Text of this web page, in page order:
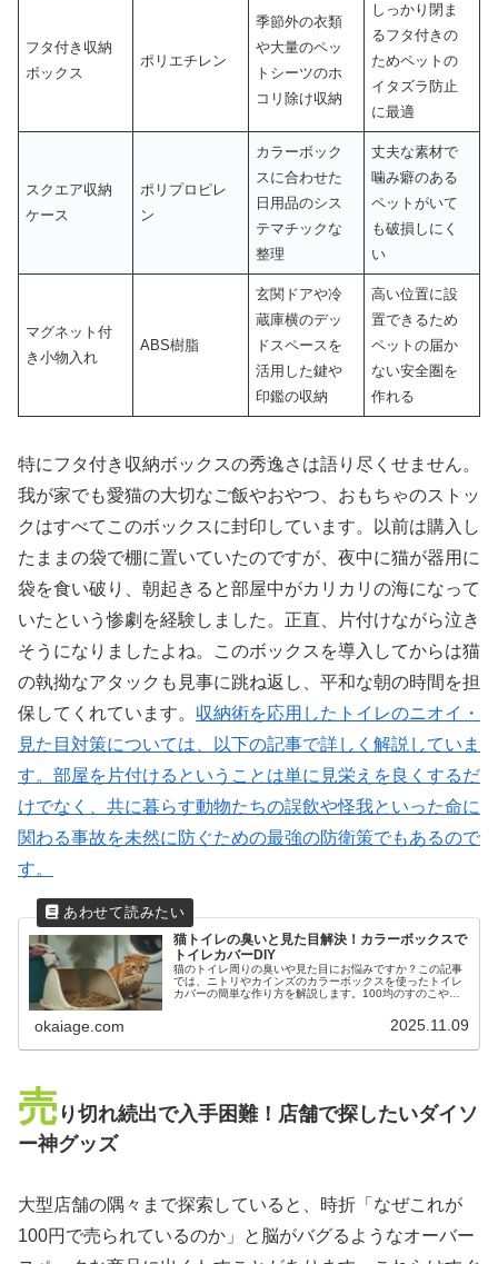
フタ付き収納
ボックス
ポリエチレン
季節外の衣類
や大量のペッ
トシーツのホ
コリ除け収納
しっかり閉ま
るフタ付きの
ためペットの
イタズラ防止
に最適
スクエア収納
ケース
ポリプロピレ
ン
カラーボック
スに合わせた
日用品のシス
テマチックな
整理
丈夫な素材で
噛み癖のある
ペットがいて
も破損しにく
い
マグネット付
き小物入れ
ABS樹脂
玄関ドアや冷
蔵庫横のデッ
ドスペースを
活用した鍵や
印鑑の収納
高い位置に設
置できるため
ペットの届か
ない安全圏を
作れる
特にフタ付き収納ボックスの秀逸さは語り尽くせません。
我が家でも愛猫の大切なご飯やおやつ、おもちゃのストッ
クはすべてこのボックスに封印しています。以前は購入し
たままの袋で棚に置いていたのですが、夜中に猫が器用に
袋を食い破り、朝起きると部屋中がカリカリの海になって
いたという惨劇を経験しました。正直、片付けながら泣き
そうになりましたよね。このボックスを導入してからは猫
の執拗なアタックも見事に跳ね返し、平和な朝の時間を担
保してくれています。 収納術を応用したトイレのニオイ・
見た目対策については、以下の記事で詳しく解説していま
す。部屋を片付けるということは単に見栄えを良くするだ
けでなく、共に暮らす動物たちの誤飲や怪我といった命に
関わる事故を未然に防ぐための最強の防衛策でもあるので
す。
猫トイレの臭いと見た目解決！カラーボックスで
トイレカバーDIY
猫のトイレ周りの臭いや見た目にお悩みですか？この記事
では、ニトリやカインズのカラーボックスを使ったトイレ
カバーの簡単な作り方を解説します。100均のすのこや段
いコツで、おしゃれな猫トイレを実現しましょう。
okaiage.com 2025.11.09
売 り切れ続出で入手困難！店舗で探したいダイソ
ー神グッズ
大型店舗の隅々まで探索していると、時折「なぜこれが
100円で売られているのか」と脳がバグるようなオーバー